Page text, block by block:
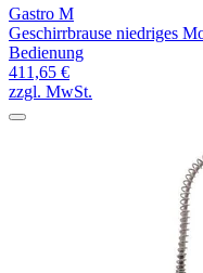
Gastro M
Geschirrbrause niedriges
Bedienung
411,65 €
zzgl. MwSt.